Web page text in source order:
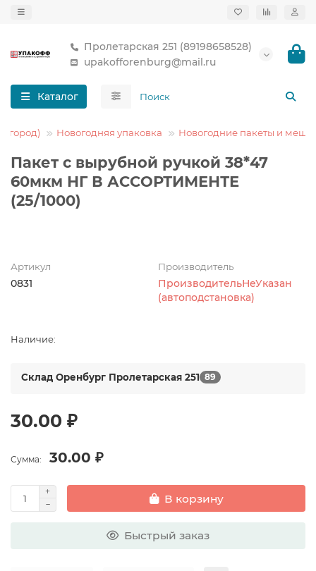
Пролетарская 251 (89198658528)
upakofforenburg@mail.ru
Каталог
Новогодняя упаковка Новогодние пакеты и
Пакет с вырубной ручкой 38*47
60мкм НГ В АССОРТИМЕНТЕ
(25/1000)
Артикул
0831
Производитель
ПроизводительНеУказан
(автоподстановка)
Наличие:
Склад Оренбург Пролетарская 251 89
30.00 ₽
Сумма: 30.00 ₽
В корзину
Быстрый заказ